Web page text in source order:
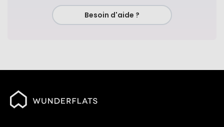
Besoin d'aide ?